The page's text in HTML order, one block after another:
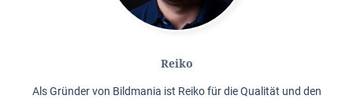
Reiko
Als Gründer von Bildmania ist Reiko für die Qualität und den